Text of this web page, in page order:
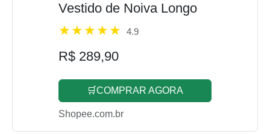
Vestido de Noiva Longo
4.9
R$ 289,90
🛒COMPRAR AGORA
Shopee.com.br